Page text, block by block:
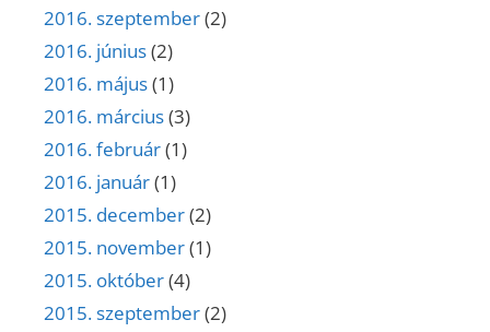
2016. szeptember(2)
2016. június(2)
2016. május(1)
2016. március(3)
2016. február(1)
2016. január(1)
2015. december(2)
2015. november(1)
2015. október(4)
2015. szeptember(2)